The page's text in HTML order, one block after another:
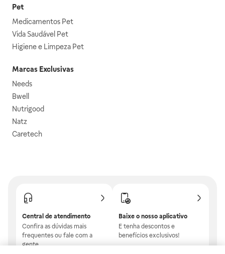
Pet
Medicamentos Pet
Vida Saudável Pet
Higiene e Limpeza Pet
Marcas Exclusivas
Needs
Bwell
Nutrigood
Natz
Caretech
Central de atendimento
Confira as dúvidas mais
frequentes ou fale com a
gente.
Baixe o nosso aplicativo
E tenha descontos e
benefícios exclusivos!